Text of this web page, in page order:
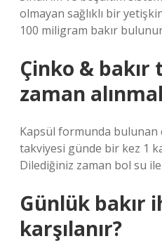
olmayan sağlıklı bir
100 miligram bakır
Çinko &
zaman
Kapsül formunda bulunan
takviyesi günde bir kez 1
Dilediğiniz zaman bol su
Günlük bakır
karşılanır?